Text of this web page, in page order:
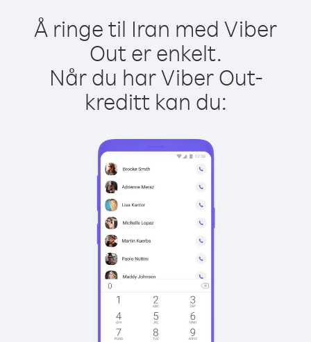
Å ringe til Iran med Viber
Out er enkelt.
Når du har Viber Out-
kreditt kan du: